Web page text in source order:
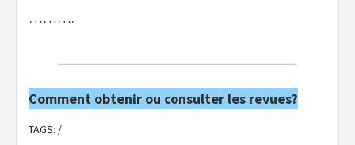
……….
Comment obtenir ou consulter les revues?
TAGS: /